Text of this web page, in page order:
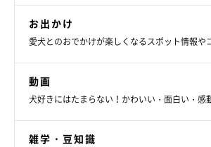
お出かけ
愛犬とのおでかけが楽しくなるスポット情報や
動画
犬好きにはたまらない！かわいい・面白い・感
雑学・豆知識